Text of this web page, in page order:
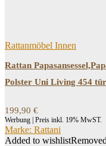
Rattanmöbel Innen
Rattan
Polster Uni Living 454
199,90 €
Werbung | Preis inkl. 19% MwST.
Marke: Rattani
Added to wishlist